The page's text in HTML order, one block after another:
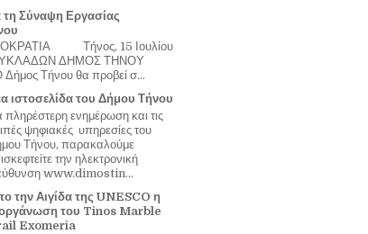
τη Σύναψη Εργασίας
Τήνος, 15 Ιουλίου
ΔΗΜΟΣ ΤΗΝΟΥ
Τήνου θα προβεί σ...
ιστοσελίδα του Δήμου Τήνου
πληρέστερη ενημέρωση και τις
ψηφιακές υπηρεσίες του
Τήνου, παρακαλούμε
την ηλεκτρονική
www.dimostin...
την Αιγίδα της UNESCO η
του Tinos Marble
Exomeria